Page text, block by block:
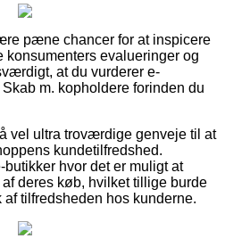
pæne chancer for at inspicere
evalueringer og
at du vurderer e-
m. kopholdere forinden du
vel ultra troværdige genveje til at
kundetilfredshed.
hvor det er muligt at
deres køb, hvilket tillige burde
tilfredsheden hos kunderne.